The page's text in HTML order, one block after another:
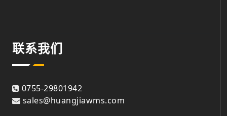
联系我们
0755-29801942
sales@huangjiawms.com